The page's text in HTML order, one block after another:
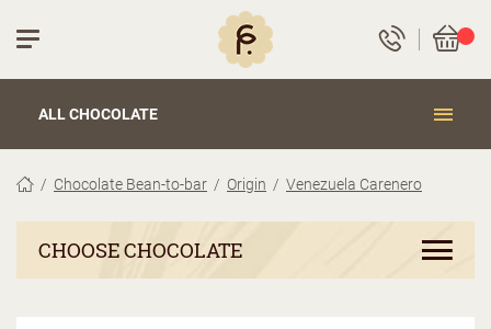
ALL CHOCOLATE
Chocolate Bean-to-bar Origin Venezuela Carenero
CHOOSE CHOCOLATE